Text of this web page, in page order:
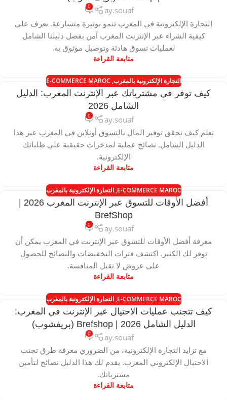
ay.souaf
0
التجارة الإلكترونية في المغرب تنمو بوتيرة متسارعة. تعرف على
كيفية الشراء عبر الإنترنت المغرب آمن بفضل دليلنا الشامل
لعمليات تسوق هادئة وتوصيل موثوق به.
متابعة القراءة
التجارة الإلكترونية بالمغرب,
E-COMMERCE MAROC
كيف توفر في مشترياتك عبر الإنترنت المغرب: الدليل
الشامل 2026
ay.souaf
0
تعلم كيف تحقق توفير المال بالتسوق أونلاين في المغرب عبر هذا
الدليل الشامل. نصائح عملية لمدخرات حقيقية على طلباتك
الإلكترونية.
متابعة القراءة
E-COMMERCE MAROC
,التجارة الإلكترونية بالمغرب
أفضل الأوقات للتسوق عبر الإنترنت المغرب 2026 |
BrefShop
ay.souaf
0
معرفة أفضل الأوقات للتسوق عبر الإنترنت في المغرب يمكن أن
توفر لك الكثير. اكتشف فترات التخفيضات والنصائح للحصول
على عروض لا تقبل المنافسة.
متابعة القراءة
E-COMMERCE MAROC
,التجارة الإلكترونية بالمغرب
كيف تتجنب عمليات الاحتيال عبر الإنترنت في المغرب:
الدليل الشامل 2026 | Brefshop (بريفشوب)
ay.souaf
0
مع تزايد التجارة الإلكترونية، من الضروري معرفة طرق تجنب
الاحتيال الإلكتروني المغرب. يقدم لك هذا الدليل نصائح لتأمين
مشترياتك.
متابعة القراءة